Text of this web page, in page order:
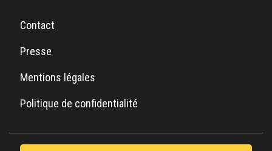
Contact
Presse
Mentions légales
Politique de confidentialité